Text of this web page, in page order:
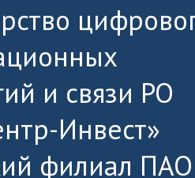
и связи РО
Инвест»
филиал